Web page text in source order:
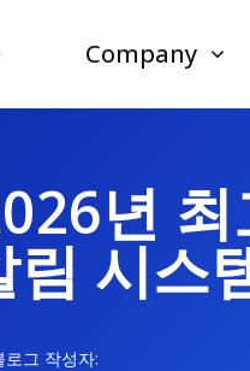
Company
년
시스
그 작성자: